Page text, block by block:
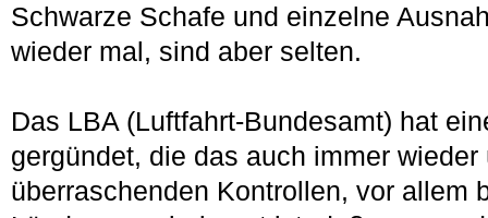
Schwarze Schafe und einzelne
wieder mal, sind aber selten.
Das LBA (Luftfahrt-Bundesamt) hat
gergündet, die das auch immer wieder
überraschenden Kontrollen, vor allem